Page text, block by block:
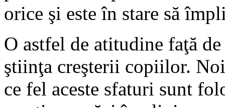
orice şi este în stare să
O astfel de atitudine faţă
ştiinţa creşterii copiilor.
ce fel aceste sfaturi sunt